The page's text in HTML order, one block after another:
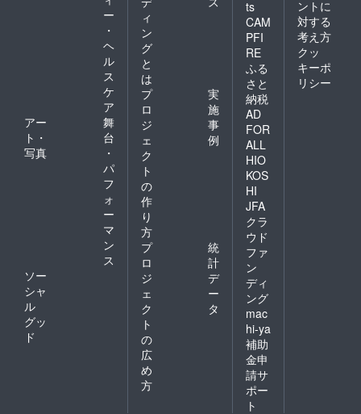
ー
・
ヘ
ル
ス
ケ
ア
アー
ト・
写真
舞
台
・
パ
フ
ォ
ー
マ
ン
ス
ソー
シャ
ル
グッ
ド
ィ
ン
グ
と
は
プ
ロ
ジ
ェ
ク
ト
の
作
り
方
実
施
事
例
プ
ロ
ジ
ェ
ク
ト
の
広
め
方
統
計
デ
ー
タ
ts
CAM
PFI
RE
ふる
さと
納税
AD
FOR
ALL
HIO
KOS
HI
JFA
クラ
ウド
ファ
ン
ディ
ング
mac
hi-ya
補助
金申
請サ
ポー
ト
ントに
対する
考え方
クッ
キーポ
リシー